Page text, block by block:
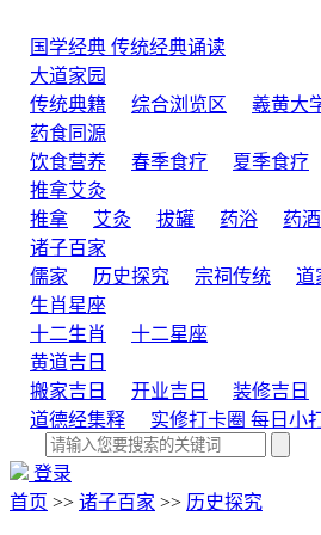
国学经典 传统经典诵读
大道家园
传统典籍
综合浏览区 羲黄大
药食同源
饮食营养
春季食疗 夏季食疗
推拿艾灸
推拿
艾灸 拔罐 药浴 药酒
诸子百家
儒家
历史探究 宗祠传统 道
生肖星座
十二生肖
十二星座
黄道吉日
搬家吉日
开业吉日 装修吉日
道德经集释
实修打卡圈 每日小
登录
首页 >> 诸子百家 >> 历史探究